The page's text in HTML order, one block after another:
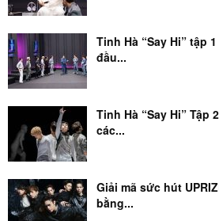
Tinh Hà “Say Hi” tập
đầu...
Tinh Hà “Say Hi” Tập
các...
Giải mã sức hút
bằng...